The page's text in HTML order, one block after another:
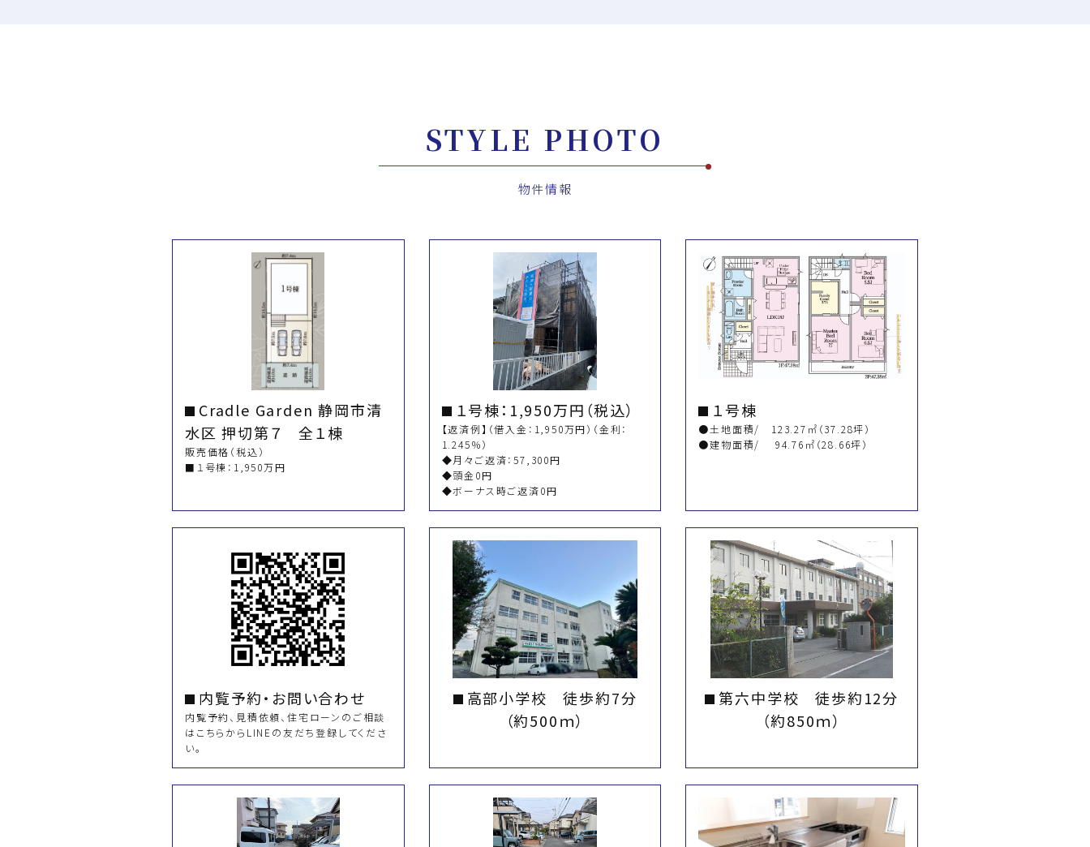
STYLE PHOTO
物件情報
Cradle Garden 静岡市清
水区 押切第７ 全１棟
販売価格（税込）
■１号棟：1,950万円
１号棟：1,950万円（税込）
【返済例】（借入金：1,950万円）（金利：
1.245％）
◆月々ご返済：57,300円
◆頭金0円
◆ボーナス時ご返済0円
１号棟
●土地面積/ 123.27㎡（37.28坪）
●建物面積/ 94.76㎡（28.66坪）
内覧予約・お問い合わせ
内覧予約、見積依頼、住宅ローンのご相談
はこちらからLINEの友だち登録してくださ
い。
高部小学校 徒歩約7分
（約500ｍ）
第六中学校 徒歩約12分
（約850ｍ）